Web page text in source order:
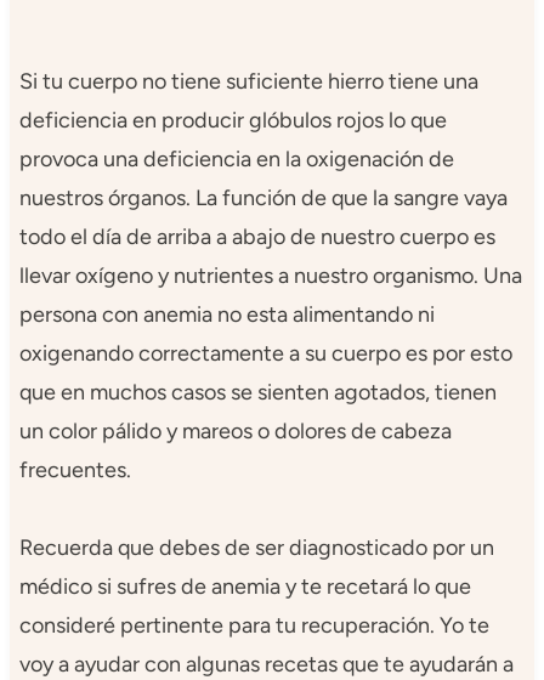
Si tu cuerpo no tiene suficiente hierro tiene una
deficiencia en producir glóbulos rojos lo que
provoca una deficiencia en la oxigenación de
nuestros órganos. La función de que la sangre vaya
todo el día de arriba a abajo de nuestro cuerpo es
llevar oxígeno y nutrientes a nuestro organismo. Una
persona con anemia no esta alimentando ni
oxigenando correctamente a su cuerpo es por esto
que en muchos casos se sienten agotados, tienen
un color pálido y mareos o dolores de cabeza
frecuentes.
Recuerda que debes de ser diagnosticado por un
médico si sufres de anemia y te recetará lo que
consideré pertinente para tu recuperación. Yo te
voy a ayudar con algunas recetas que te ayudarán a